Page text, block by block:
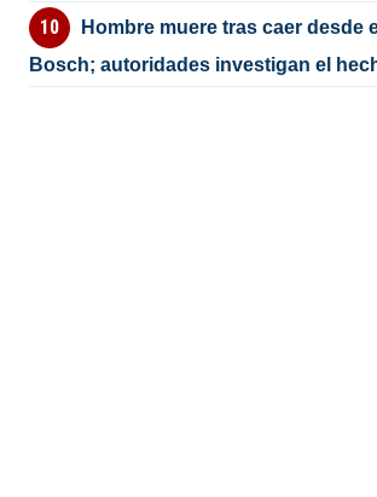
Hombre muere tras caer desde
Bosch; autoridades investigan el